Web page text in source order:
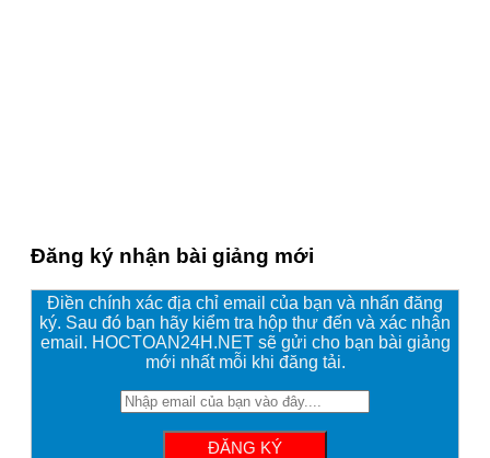
Đăng ký nhận bài giảng mới
Điền chính xác địa chỉ email của bạn và nhấn đăng
ký. Sau đó bạn hãy kiểm tra hộp thư đến và xác nhận
email. HOCTOAN24H.NET sẽ gửi cho bạn bài giảng
mới nhất mỗi khi đăng tải.